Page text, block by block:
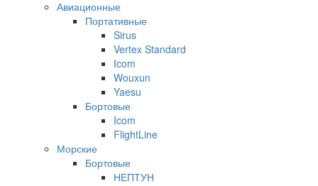
Авиационные
Портативные
Sirus
Vertex Standard
Icom
Wouxun
Yaesu
Бортовые
Icom
FlightLine
Морские
Бортовые
НЕПТУН